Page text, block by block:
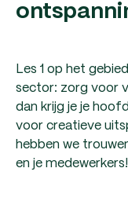
Les 1 op het
sector: zorg voor
dan krijg je je
voor creatieve
hebben we
en je medewerkers!